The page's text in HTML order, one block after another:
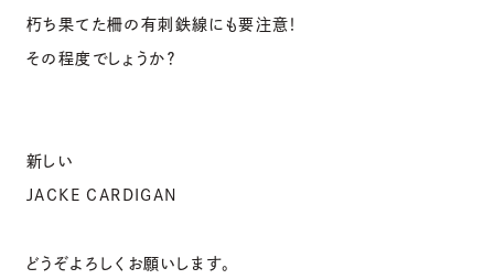
朽ち果てた柵の有刺鉄線にも要注意！
その程度でしょうか？
新しい
JACKE CARDIGAN
どうぞよろしくお願いします。